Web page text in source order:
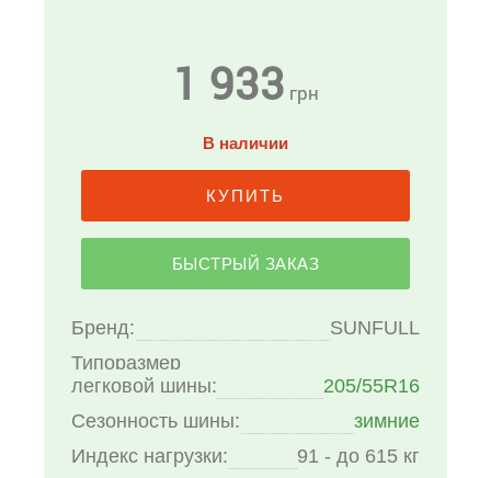
1 933 грн
В наличии
КУПИТЬ
БЫСТРЫЙ ЗАКАЗ
Бренд:
SUNFULL
Типоразмер
легковой шины:
205/55R16
Сезонность шины:
зимние
Индекс нагрузки:
91 - до 615 кг